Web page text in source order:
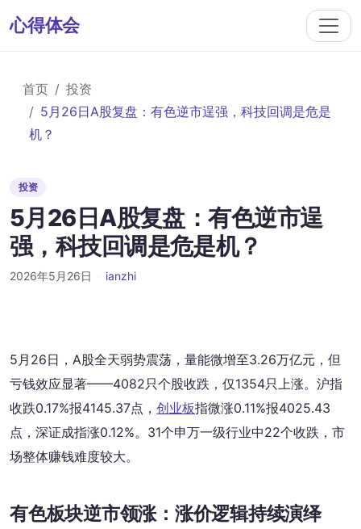
心得体会
首页
投资
5月26日A股复盘：有色逆市逞强，科技回调是危是
机？
投资
5月26日A股复盘：有色逆市逞
强，科技回调是危是机？
2026年5月26日 ianzhi
5月26日，A股全天弱势震荡，量能微增至3.26万亿元，但
亏钱效应显著——4082只个股收跌，仅1354只上涨。沪指
收跌0.17%报4145.37点， 创业板指微涨0.11%报4025.43
点，深证成指涨0.12%。31个申万一级行业中22个收跌，市
场整体赚钱难度较大。
有色板块逆市领涨：涨价逻辑持续演绎